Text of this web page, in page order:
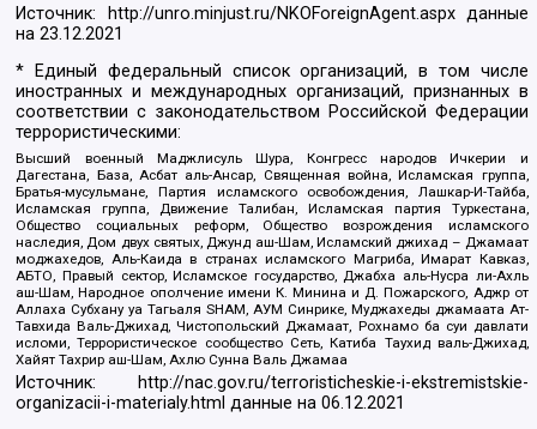
Источник: http://unro.minjust.ru/NKOForeignAgent.aspxданные
на23.12.2021
* Единый федеральный список организаций, в том числе
иностранных и международных организаций, признанных в
соответствии с законодательством Российской Федерации
террористическими:
Высший военный Маджлисуль Шура, Конгресс народов Ичкерии и
Дагестана, База, Асбат аль-Ансар, Священная война, Исламская группа,
Братья-мусульмане, Партия исламского освобождения, Лашкар-И-Тайба,
Исламская группа, Движение Талибан, Исламская партия Туркестана,
Общество социальных реформ, Общество возрождения исламского
наследия, Дом двух святых, Джунд аш-Шам, Исламский джихад – Джамаат
моджахедов, Аль-Каида в странах исламского Магриба, Имарат Кавказ,
АБТО, Правый сектор, Исламское государство, Джабха аль-Нусра ли-Ахль
аш-Шам, Народное ополчение имени К. Минина и Д. Пожарского, Аджр от
Аллаха Субхану уа Тагьаля SHAM, АУМ Синрике, Муджахеды джамаата Ат-
Тавхида Валь-Джихад, Чистопольский Джамаат, Рохнамо ба суи давлати
исломи, Террористическое сообщество Сеть, Катиба Таухид валь-Джихад,
Хайят Тахрир аш-Шам, Ахлю Сунна Валь Джамаа
Источник:
http://nac.gov.ru/terroristicheskie-i-ekstremistskie-
organizacii-i-materialy.html данные на06.12.2021